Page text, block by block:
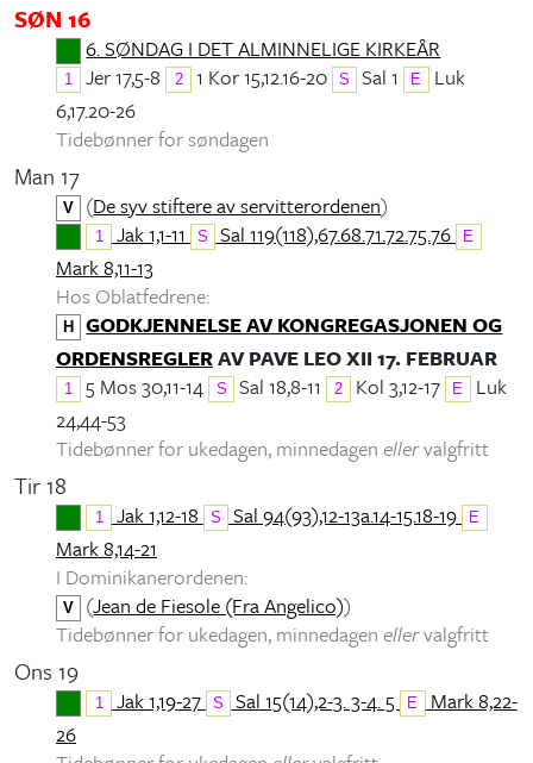
SØN 16
6. SØNDAG I DET ALMINNELIGE KIRKEÅR
1 Jer 17,5-8 2 1 Kor 15,12.16-20 S Sal 1 E Luk
6,17.20-26
Tidebønner for søndagen
Man 17
V (De syv stiftere av servitterordenen)
1 Jak 1,1-11 S Sal 119(118),67.68.71.72.75.76 E
Mark 8,11-13
Hos Oblatfedrene:
H
GODKJENNELSE AV KONGREGASJONEN OG
ORDENSREGLERAV PAVE LEO XII 17. FEBRUAR
1 5 Mos 30,11-14 S Sal 18,8-11 2 Kol 3,12-17 E Luk
24,44-53
Tidebønner for ukedagen, minnedagen ellervalgfritt
Tir 18
1 Jak 1,12-18 S Sal 94(93),12-13a.14-15.18-19 E
Mark 8,14-21
I Dominikanerordenen:
V (Jean de Fiesole (Fra Angelico))
Tidebønner for ukedagen, minnedagen ellervalgfritt
Ons 19
1 Jak 1,19-27 S Sal 15(14),2-3. 3-4. 5 E Mark 8,22-
26